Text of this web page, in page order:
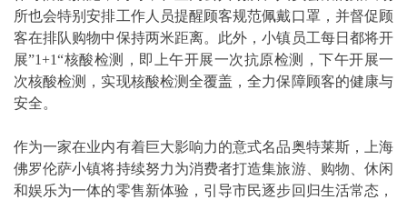
所也会特别安排工作人员提醒顾客规范佩戴口罩，并督促顾
客在排队购物中保持两米距离。此外，小镇员工每日都将开
展”1+1“核酸检测，即上午开展一次抗原检测，下午开展一
次核酸检测，实现核酸检测全覆盖，全力保障顾客的健康与
安全。
作为一家在业内有着巨大影响力的意式名品奥特莱斯，上海
佛罗伦萨小镇将持续努力为消费者打造集旅游、购物、休闲
和娱乐为一体的零售新体验，引导市民逐步回归生活常态，